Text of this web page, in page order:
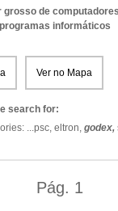
grosso de
informáticos
Ver no Mapa
search for:
...psc, eltron, godex,
Pág. 1